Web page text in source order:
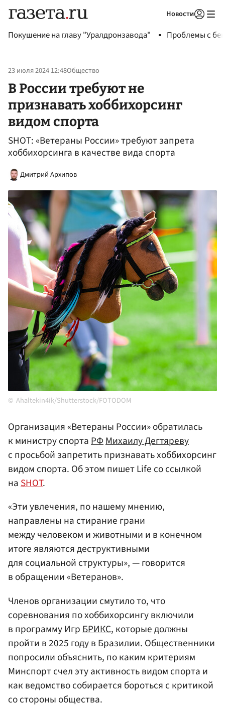
Новости
Покушение на главу "Уралдронзавода" Проблемы с
23 июля 2024 12:48Общество
В России требуют не
признавать хоббихорсинг
видом спорта
SHOT: «Ветераны России» требуют запрета
хоббихорсинга в качестве вида спорта
Дмитрий Архипов
Ahaltekin4ik/Shutterstock/FOTODOM
Организация «Ветераны России» обратилась
к министру спортаРФМихаилу Дегтяреву
с просьбой запретить признавать хоббихорсинг
видом спорта. Об этом пишет Life со ссылкой
наSHOT.
«Эти увлечения, по нашему мнению,
направлены на стирание грани
между человеком и животными и в конечном
итоге являются деструктивными
для социальной структуры», — говорится
в обращении «Ветеранов».
Членов организации смутило то, что
соревнования по хоббихорсингу включили
в программу Игр БРИКС, которые должны
пройти в 2025 году в Бразилии. Общественники
попросили объяснить, по каким критериям
Минспорт счел эту активность видом спорта и
как ведомство собирается бороться с критикой
со стороны общества.